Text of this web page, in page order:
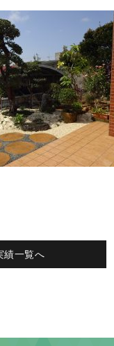
績一覧へ